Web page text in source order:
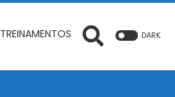
TREINAMENTOS DARK